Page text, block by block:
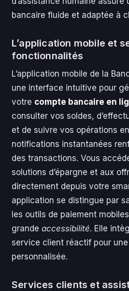
bancaire fluide et adaptée à
L’application mobile et
fonctionnalités
L’application mobile de la
une interface intuitive pour
votre compte bancaire en
consulter vos soldes,
et de suivre vos opérations
notifications instantanées
des transactions. Vous
solutions d’épargne et aux
directement depuis votre
application se distingue par
les outils de paiement
grande accessibilité. Elle
service client réactif pour
personnalisée.
Services clients et